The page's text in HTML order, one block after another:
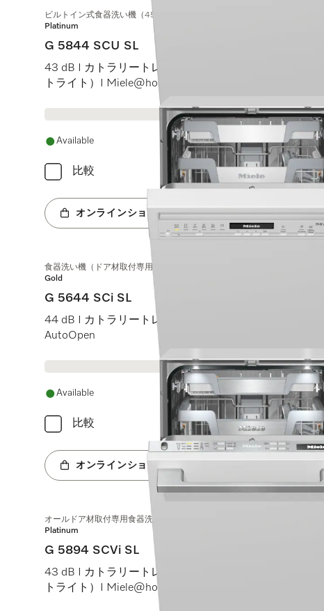
ビルトイン式食器洗い機（45 cm）
Platinum
G 5844 SCU SL
43 dB I カトラリートレイ I MaxiComfortバスケット I
トライト）I Miele@home
Available
比較
オンラインショップへ
食器洗い機（ドア材取付専用タイプ、45 cm）
Gold
G 5644 SCi SL
44 dB I カトラリートレイ I ExtraComfortバスケット I
AutoOpen
Available
比較
オンラインショップへ
オールドア材取付専用食器洗い機（45 cm）
Platinum
G 5894 SCVi SL
43 dB I カトラリートレイ I MaxiComfortバスケット I
トライト）I Miele@home